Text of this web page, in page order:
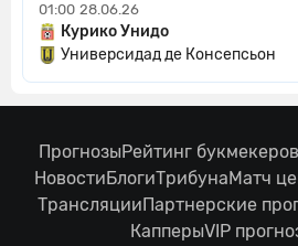
01:00 28.06.26
Курико Унидо
Универсидад де Консепсьон
ПрогнозыРейтинг букмекеров
НовостиБлогиТрибунаМатч
ТрансляцииПартнерские
КапперыVIP